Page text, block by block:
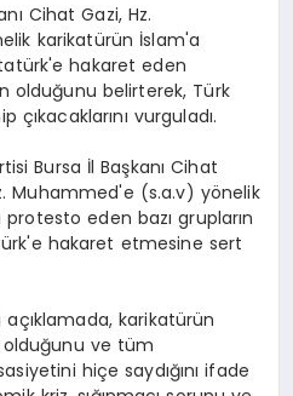
Cihat Gazi, Hz.
karikatürün İslam'a
hakaret eden
olduğunu belirterek, Türk
vurguladı.
Bursa İl Başkanı Cihat
Muhammed'e (s.a.v) yönelik
eden bazı grupların
hakaret etmesine sert
açıklamada, karikatürün
olduğunu ve tüm
hiçe saydığını ifade